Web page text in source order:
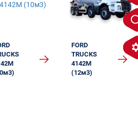
FORD
TRUCKS
4142М
(12м3)